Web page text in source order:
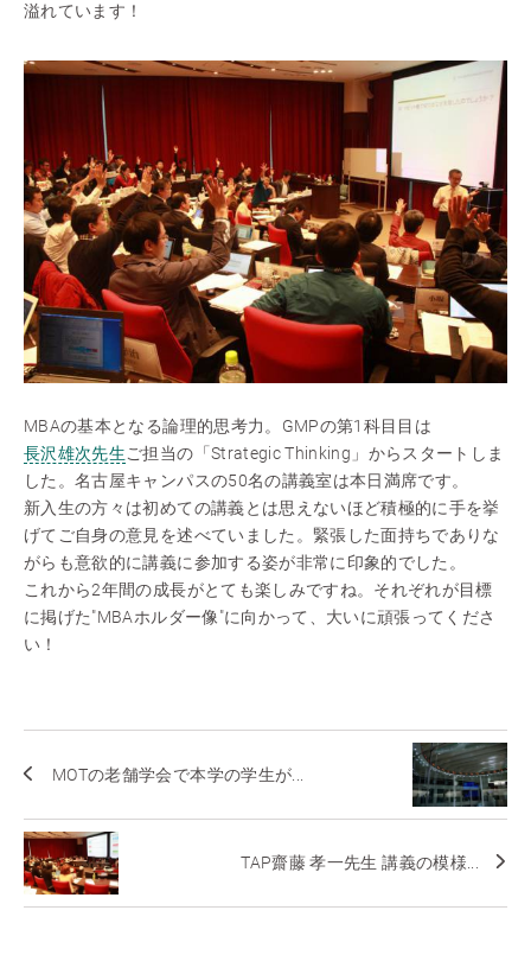
溢れています！
MBAの基本となる論理的思考力。GMPの第1科目目は
長沢雄次先生ご担当の「Strategic Thinking」からスタートしま
した。名古屋キャンパスの50名の講義室は本日満席です。
新入生の方々は初めての講義とは思えないほど積極的に手を挙
げてご自身の意見を述べていました。緊張した面持ちでありな
がらも意欲的に講義に参加する姿が非常に印象的でした。
これから2年間の成長がとても楽しみですね。それぞれが目標
に掲げた"MBAホルダー像"に向かって、大いに頑張ってくださ
い！
MOTの老舗学会で本学の学生が...
TAP齋藤 孝一先生 講義の模様...